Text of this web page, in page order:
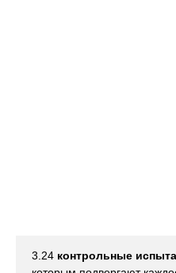
3.24 контрольные